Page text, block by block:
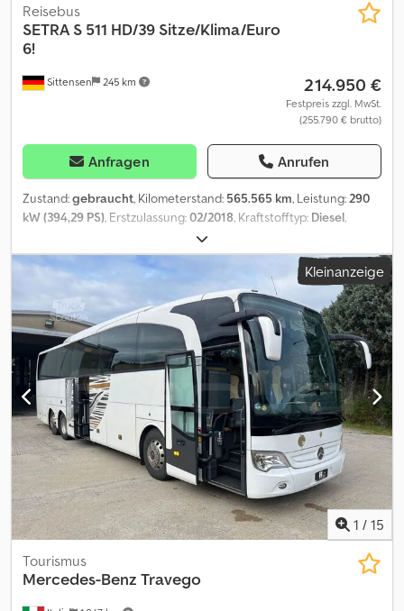
Sittensen 245 km
Reisebus
SETRA S 511 HD/39 Sitze/Klima/Euro
6!
214.950 €
Festpreis zzgl. MwSt.
(255.790 € brutto)
Anfragen Anrufen
Zustand:gebraucht, Kilometerstand: 565.565 km, Leistung: 290
kW (394,29 PS) , Erstzulassung:02/2018 , Kraftstofftyp: Diesel
, Getriebetyp:
Prüfung (TÜV):08/2026, Emissionsklasse:Euro6, Bremsen:
Retarder, Ausstattung:ABS, Bordküche, Elektronisches
Stabilitätsprogramm (ESP), Klimaanlage, Navigationssystem,
Standheizung, Toilette, grüne Umweltplakette, Euro 6 Motor,
Getriebetyp Automatik, Servolenkung, ABS, ASR, Hebe- u.
Senkanlage, Zentralverriegelung, Retarder, Tempomat, digitaler
Tachograf, Klimaanlage, Zusatzheizung, Lautsprecher, Mikrofon,
Kühlschrank, Stereoanlage mit Radio, USB-Anschluss, DVD-Player,
Videoanlage mit 2x Monitor, Navigationssystem, Mittel-Toilette,
Bordküche, Anzahl der Sitzplätze: 36+2+1, Schlafsitze rückwärts u.
seitwärts verstellbar, Düsenbelüftung, Leselampen, Service-Ruf,
Fußstützen, Klapptische, Becherhalter, Gepäcknetze,
Dachgepäckablage, Doppelverglasung, Gardinen, Lufttür vorne,
Lufttür hinten, Skikorbhalterung, Sicherheitsgurte, Kopfstützen,
2x Dachluke, Kofferraum, Außenspiegel heizbar, Außenspiegel
elektr. verstellbar Crsdpfxey A A Ivj Aggef
Kleinanzeige
1 / 15
Tourismus
Mercedes-Benz Travego